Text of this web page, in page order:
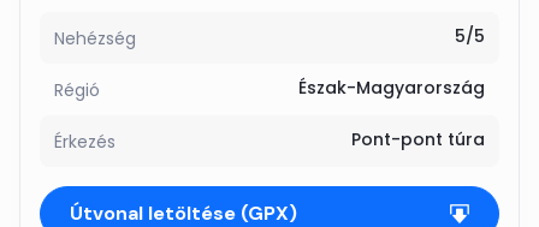
Nehézség 5/5
Régió Észak-Magyarország
Érkezés Pont-pont túra
Útvonal letöltése (GPX)